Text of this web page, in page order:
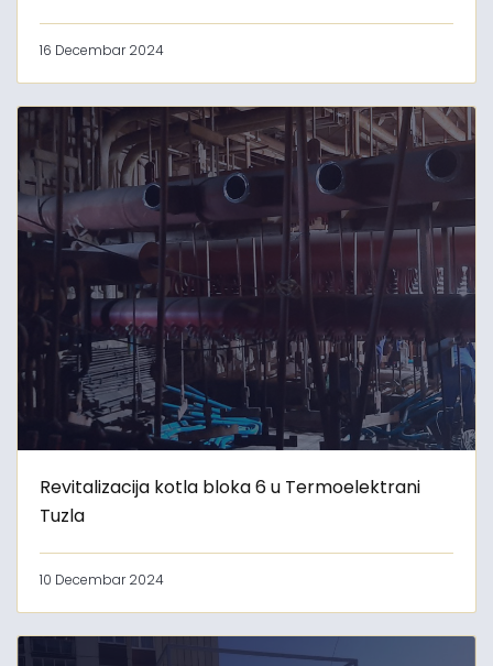
16 Decembar 2024
Revitalizacija kotla bloka 6 u Termoelektrani
Tuzla
10 Decembar 2024